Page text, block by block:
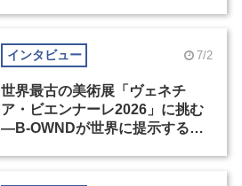
インタビュー 7/2
世界最古の美術展「ヴェネチ
ア・ビエンナーレ2026」に挑む
―B-OWNDが世界に提示する美